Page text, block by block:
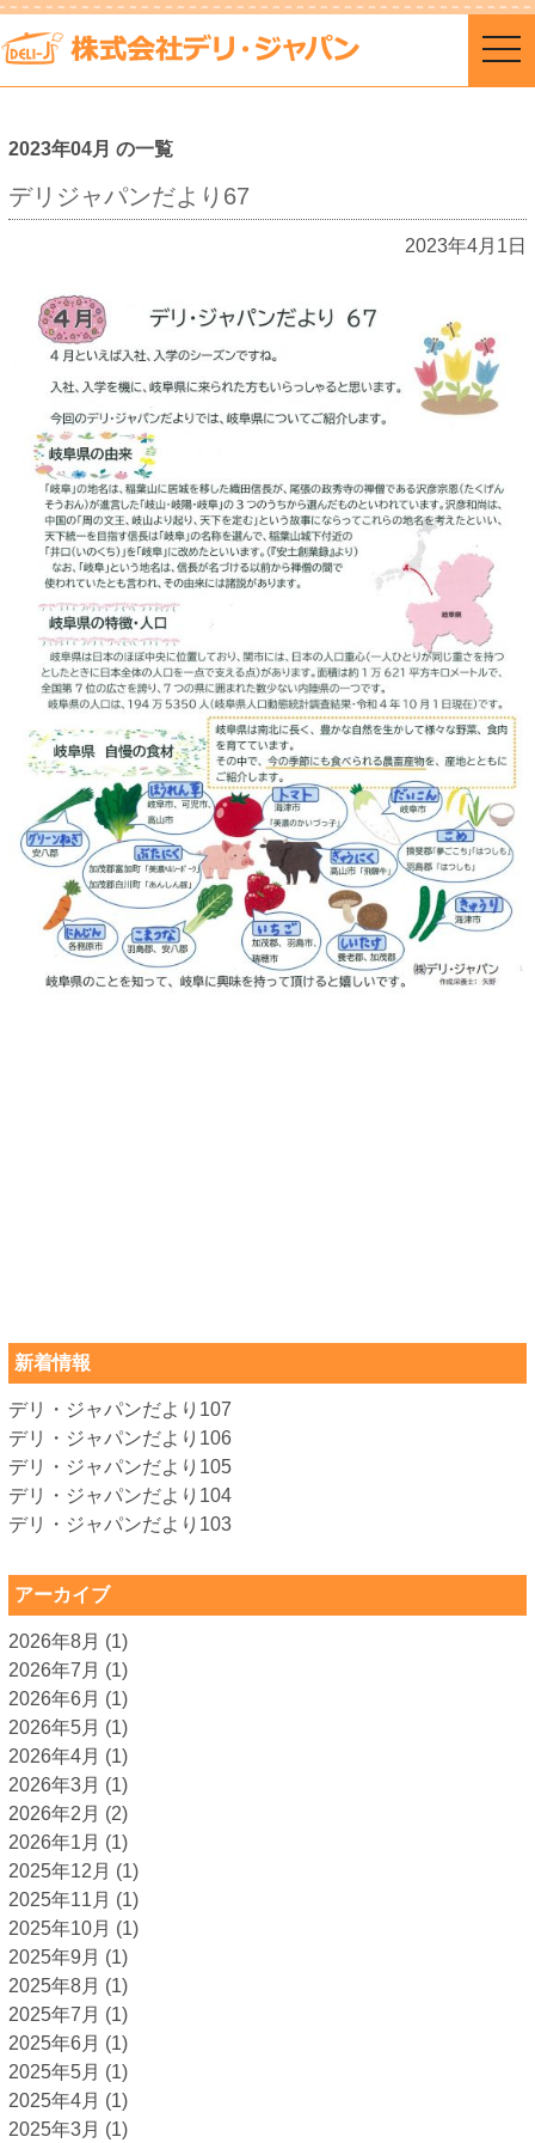
2023年04月 の一覧
デリジャパンだより67
2023年4月1日
新着情報
デリ・ジャパンだより107
デリ・ジャパンだより106
デリ・ジャパンだより105
デリ・ジャパンだより104
デリ・ジャパンだより103
アーカイブ
2026年8月 (1)
2026年7月 (1)
2026年6月 (1)
2026年5月 (1)
2026年4月 (1)
2026年3月 (1)
2026年2月 (2)
2026年1月 (1)
2025年12月 (1)
2025年11月 (1)
2025年10月 (1)
2025年9月 (1)
2025年8月 (1)
2025年7月 (1)
2025年6月 (1)
2025年5月 (1)
2025年4月 (1)
2025年3月 (1)